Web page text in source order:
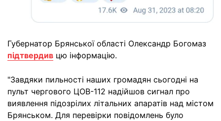
Губернатор Брянської області Олександр Богомаз
підтвердив цю інформацію.
"Завдяки пильності наших громадян сьогодні на
пульт чергового ЦОВ-112 надійшов сигнал про
виявлення підозрілих літальних апаратів над містом
Брянськом. Для перевірки повідомлень було